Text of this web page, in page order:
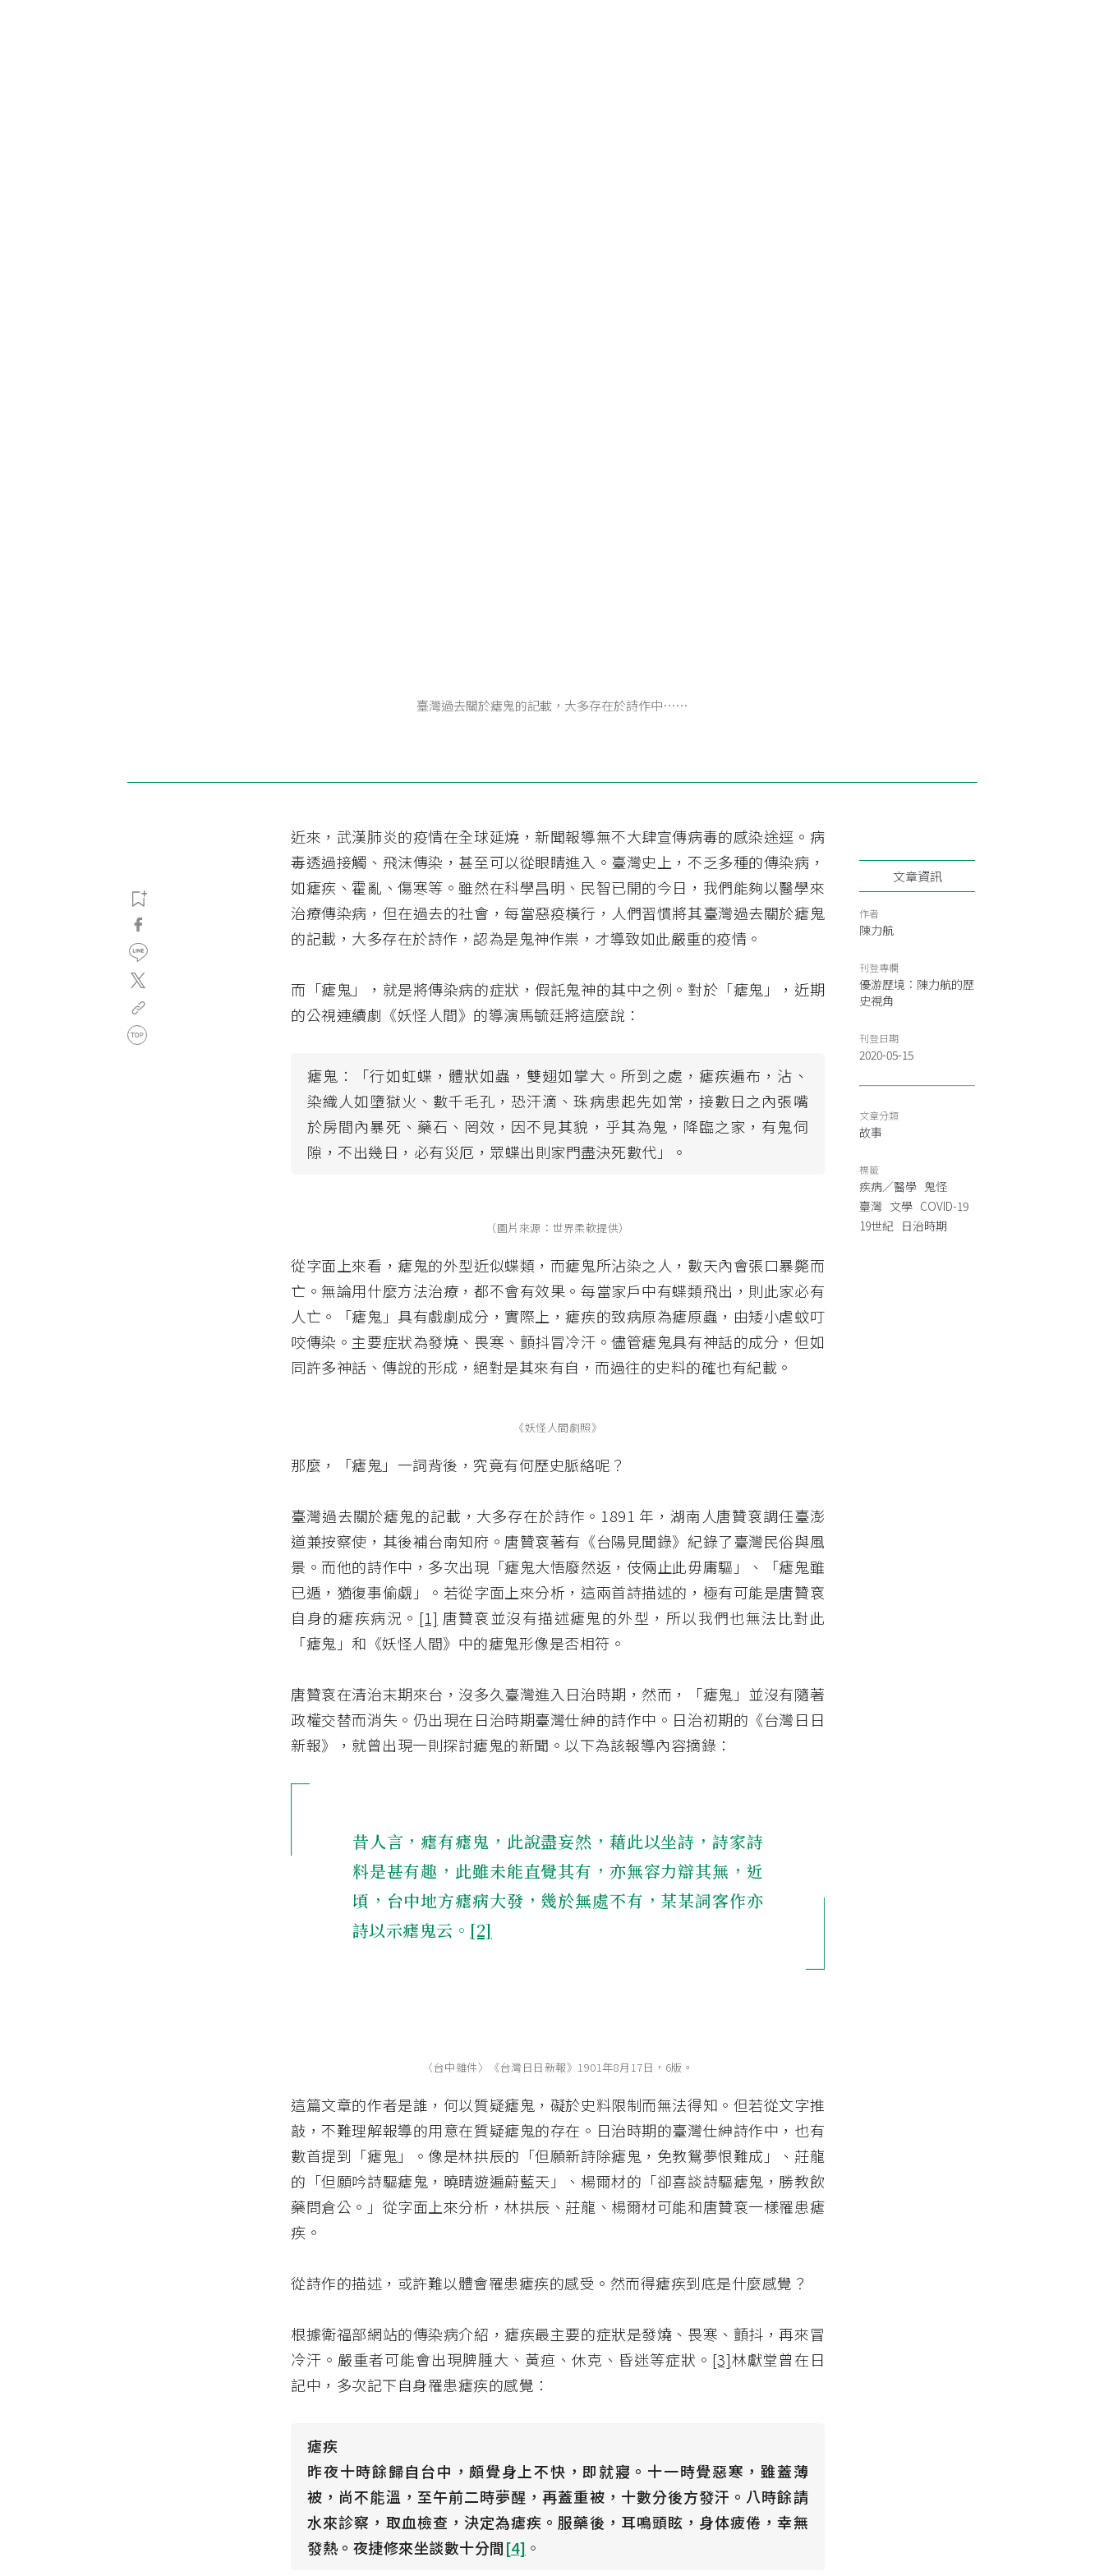
臺灣過去關於瘧鬼的記載，大多存在於詩作中⋯⋯
近來，武漢肺炎的疫情在全球延燒，新聞報導無不大肆宣傳病毒的感染途逕。病
毒透過接觸、飛沫傳染，甚至可以從眼睛進入。臺灣史上，不乏多種的傳染病，
如瘧疾、霍亂、傷寒等。雖然在科學昌明、民智已開的今日，我們能夠以醫學來
治療傳染病，但在過去的社會，每當惡疫橫行，人們習慣將其臺灣過去關於瘧鬼
的記載，大多存在於詩作，認為是鬼神作祟，才導致如此嚴重的疫情。
而「瘧鬼」，就是將傳染病的症狀，假託鬼神的其中之例。對於「瘧鬼」，近期
的公視連續劇《妖怪人間》的導演馬毓廷將這麼說：
瘧鬼：「行如虹蝶，體狀如蟲，雙翅如掌大。所到之處，瘧疾遍布，沾、
染織人如墮獄火、數千毛孔，恐汗滴、珠病患起先如常，接數日之內張嘴
於房間內暴死、藥石、罔效，因不見其貌，乎其為鬼，降臨之家，有鬼伺
隙，不出幾日，必有災厄，眾蝶出則家門盡決死數代」。
（圖片來源：世界柔軟提供）
從字面上來看，瘧鬼的外型近似蝶類，而瘧鬼所沾染之人，數天內會張口暴斃而
亡。無論用什麼方法治療，都不會有效果。每當家戶中有蝶類飛出，則此家必有
人亡。「瘧鬼」具有戲劇成分，實際上，瘧疾的致病原為瘧原蟲，由矮小虐蚊叮
咬傳染。主要症狀為發燒、畏寒、顫抖冒冷汗。儘管瘧鬼具有神話的成分，但如
同許多神話、傳說的形成，絕對是其來有自，而過往的史料的確也有紀載。
《妖怪人間劇照》
那麼，「瘧鬼」一詞背後，究竟有何歷史脈絡呢？
臺灣過去關於瘧鬼的記載，大多存在於詩作。1891 年，湖南人唐贊袞調任臺澎
道兼按察使，其後補台南知府。唐贊袞著有《台陽見聞錄》紀錄了臺灣民俗與風
景。而他的詩作中，多次出現「瘧鬼大悟廢然返，伎倆止此毋庸驅」、「瘧鬼雖
已遁，猶復事偷覷」。若從字面上來分析，這兩首詩描述的，極有可能是唐贊袞
自身的瘧疾病況。 [1] 唐贊袞並沒有描述瘧鬼的外型，所以我們也無法比對此
「瘧鬼」和《妖怪人間》中的瘧鬼形像是否相符。
唐贊袞在清治末期來台，沒多久臺灣進入日治時期，然而，「瘧鬼」並沒有隨著
政權交替而消失。仍出現在日治時期臺灣仕紳的詩作中。日治初期的《台灣日日
新報》，就曾出現一則探討瘧鬼的新聞。以下為該報導內容摘錄：
昔人言，瘧有瘧鬼，此說盡妄然，藉此以坐詩，詩家詩
料是甚有趣，此雖未能直覺其有，亦無容力辯其無，近
頃，台中地方瘧病大發，幾於無處不有，某某詞客作亦
詩以示瘧鬼云。 [2]
〈台中雜件〉《台灣日日新報》1901年8月17日，6版。
這篇文章的作者是誰，何以質疑瘧鬼，礙於史料限制而無法得知。但若從文字推
敲，不難理解報導的用意在質疑瘧鬼的存在。日治時期的臺灣仕紳詩作中，也有
數首提到「瘧鬼」。像是林拱辰的「但願新詩除瘧鬼，免教鴛夢恨難成」、莊龍
的「但願吟詩驅瘧鬼，曉晴遊遍蔚藍天」、楊爾材的「卻喜談詩驅瘧鬼，勝教飲
藥問倉公。」從字面上來分析，林拱辰、莊龍、楊爾材可能和唐贊袞一樣罹患瘧
疾。
從詩作的描述，或許難以體會罹患瘧疾的感受。然而得瘧疾到底是什麼感覺？
根據衛福部網站的傳染病介紹，瘧疾最主要的症狀是發燒、畏寒、顫抖，再來冒
冷汗。嚴重者可能會出現脾腫大、黃疸、休克、昏迷等症狀。 [3]林獻堂曾在日
記中，多次記下自身罹患瘧疾的感覺：
瘧疾
昨夜十時餘歸自台中，頗覺身上不快，即就寢。十一時覺惡寒，雖蓋薄
被，尚不能溫，至午前二時夢醒，再蓋重被，十數分後方發汗。八時餘請
水來診察，取血檢查，決定為瘧疾。服藥後，耳鳴頭眩，身体疲倦，幸無
發熱。夜捷修來坐談數十分間[4] 。
文章資訊
作者
陳力航
刊登專欄
優游歷境：陳力航的歷
史視角
刊登日期
2020-05-15
文章分類
故事
標籤
疾病／醫學 鬼怪
臺灣 文學 COVID-19
19世紀 日治時期